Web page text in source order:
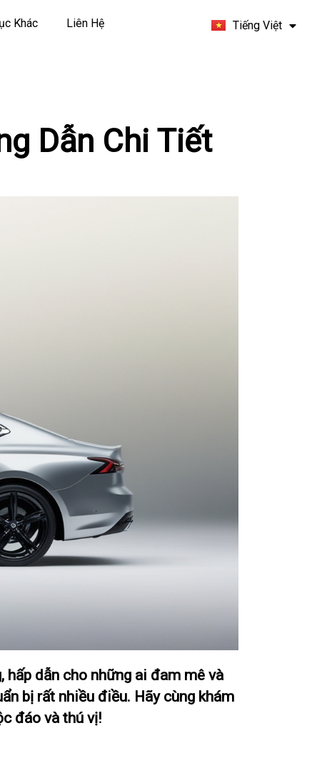
Khác Liên Hệ Tiếng Việt
Français
Dẫn Chi Tiết
dẫn cho những ai đam mê và
bị rất nhiều điều. Hãy cùng khám
đáo và thú vị!